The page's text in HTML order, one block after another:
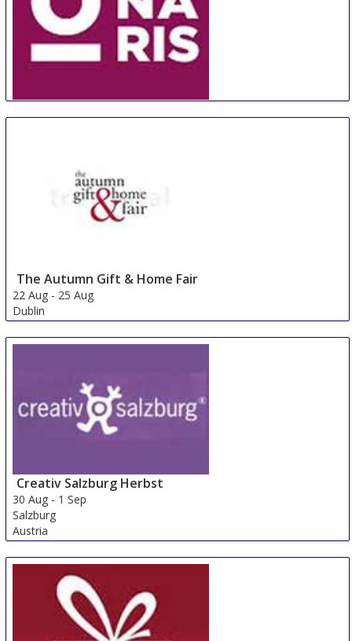
The Autumn Gift & Home Fair
22 Aug - 25 Aug
Dublin
Ireland
Creativ Salzburg Herbst
30 Aug - 1 Sep
Salzburg
Austria